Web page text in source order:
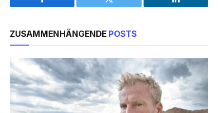
Facebook Twitter LinkedIn
ZUSAMMENHÄNGENDE POSTS